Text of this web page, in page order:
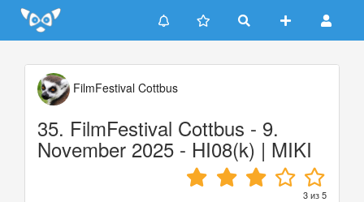
Update cookies preferences
FilmFestival Cottbus
35. FilmFestival Cottbus - 9.
November 2025 - HI08(k) | MIKI
3из5